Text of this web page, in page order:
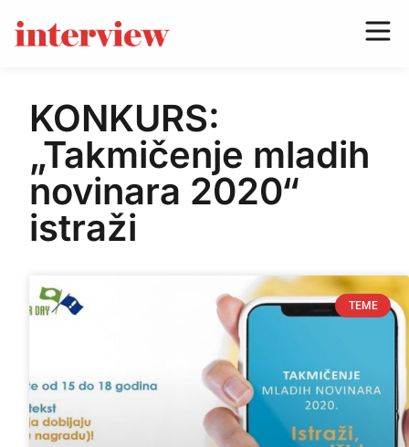
KONKURS:
„Takmičenje mladih
novinara 2020“
istraži
TEME